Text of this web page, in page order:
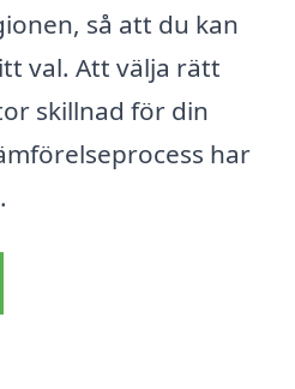
så att du kan
val. Att välja rätt
skillnad för din
har